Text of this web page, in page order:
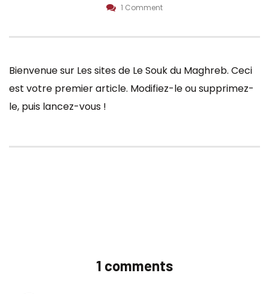
1 Comment
Bienvenue sur Les sites de Le Souk du Maghreb. Ceci
est votre premier article. Modifiez-le ou supprimez-
le, puis lancez-vous !
1 comments